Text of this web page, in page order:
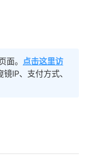
面。 点击这里访
镜IP、支付方式、